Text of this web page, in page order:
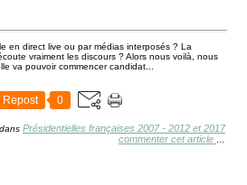
en direct live ou par médias interposés ? La
vraiment les discours ? Alors nous voilà, nous
va pouvoir commencer candidat...
Repost 0
dans Présidentielles françaises 2007 - 2012 et 2017
commenter cet article